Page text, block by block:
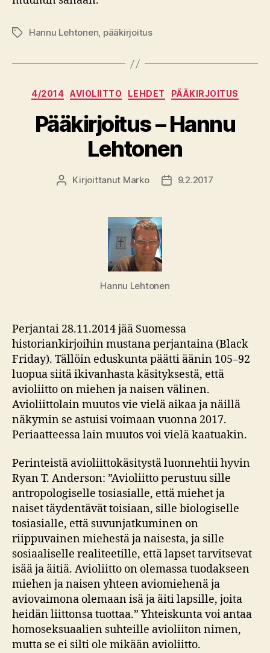
Avainsanat
Hannu Lehtonen, pääkirjoitus
Kategoriat
4/2014 AVIOLIITTO LEHDET PÄÄKIRJOITUS
Pääkirjoitus – Hannu
Lehtonen
Kirjoittaja
Kirjoittanut Marko Julkaisupäivämäärä
9.2.2017
Hannu Lehtonen
Perjantai 28.11.2014 jää Suomessa
historiankirjoihin mustana perjantaina (Black
Friday). Tällöin eduskunta päätti äänin 105–92
luopua siitä ikivanhasta käsityksestä, että
avioliitto on miehen ja naisen välinen.
Avioliittolain muutos vie vielä aikaa ja näillä
näkymin se astuisi voimaan vuonna 2017.
Periaatteessa lain muutos voi vielä kaatuakin.
Perinteistä avioliittokäsitystä luonnehtii hyvin
Ryan T. Anderson: ”Avioliitto perustuu sille
antropologiselle tosiasialle, että miehet ja
naiset täydentävät toisiaan, sille biologiselle
tosiasialle, että suvunjatkuminen on
riippuvainen miehestä ja naisesta, ja sille
sosiaaliselle realiteetille, että lapset tarvitsevat
isää ja äitiä. Avioliitto on olemassa tuodakseen
miehen ja naisen yhteen aviomiehenä ja
aviovaimona olemaan isä ja äiti lapsille, joita
heidän liittonsa tuottaa.” Yhteiskunta voi antaa
homoseksuaalien suhteille avioliiton nimen,
mutta se ei silti ole mikään avioliitto.